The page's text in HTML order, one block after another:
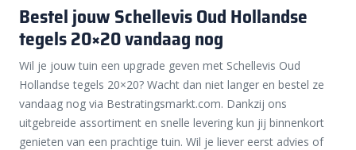
Bestel jouw Schellevis Oud Hollandse
tegels 20×20 vandaag nog
Wil je jouw tuin een upgrade geven met Schellevis Oud
Hollandse tegels 20×20? Wacht dan niet langer en bestel ze
vandaag nog via Bestratingsmarkt.com. Dankzij ons
uitgebreide assortiment en snelle levering kun jij binnenkort
genieten van een prachtige tuin. Wil je liever eerst advies of